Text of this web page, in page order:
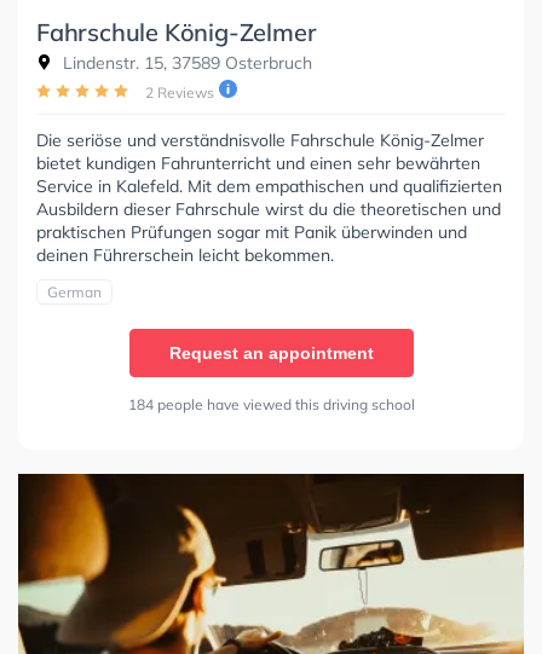
Fahrschule König-Zelmer
Lindenstr. 15, 37589 Osterbruch
2 Reviews
Die seriöse und verständnisvolle Fahrschule König-Zelmer
bietet kundigen Fahrunterricht und einen sehr bewährten
Service in Kalefeld. Mit dem empathischen und qualifizierten
Ausbildern dieser Fahrschule wirst du die theoretischen und
praktischen Prüfungen sogar mit Panik überwinden und
deinen Führerschein leicht bekommen.
German
Request an appointment
184 people have viewed this driving school